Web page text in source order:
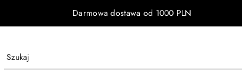
Darmowa dostawa od 1000 PLN